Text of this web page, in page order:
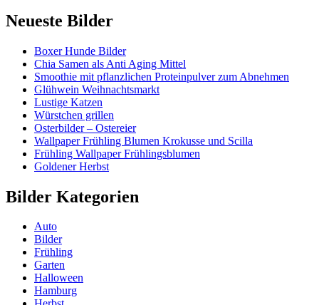
Neueste Bilder
Boxer Hunde Bilder
Chia Samen als Anti Aging Mittel
Smoothie mit pflanzlichen Proteinpulver zum Abnehmen
Glühwein Weihnachtsmarkt
Lustige Katzen
Würstchen grillen
Osterbilder – Ostereier
Wallpaper Frühling Blumen Krokusse und Scilla
Frühling Wallpaper Frühlingsblumen
Goldener Herbst
Bilder Kategorien
Auto
Bilder
Frühling
Garten
Halloween
Hamburg